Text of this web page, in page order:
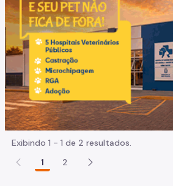
Normas e
Exibindo 1 - 1 de 2 resultados.
1
2